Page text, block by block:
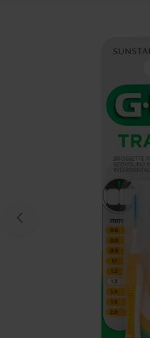
Open media 0 in modaal venster